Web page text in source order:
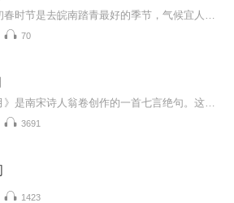
70
3691
1423